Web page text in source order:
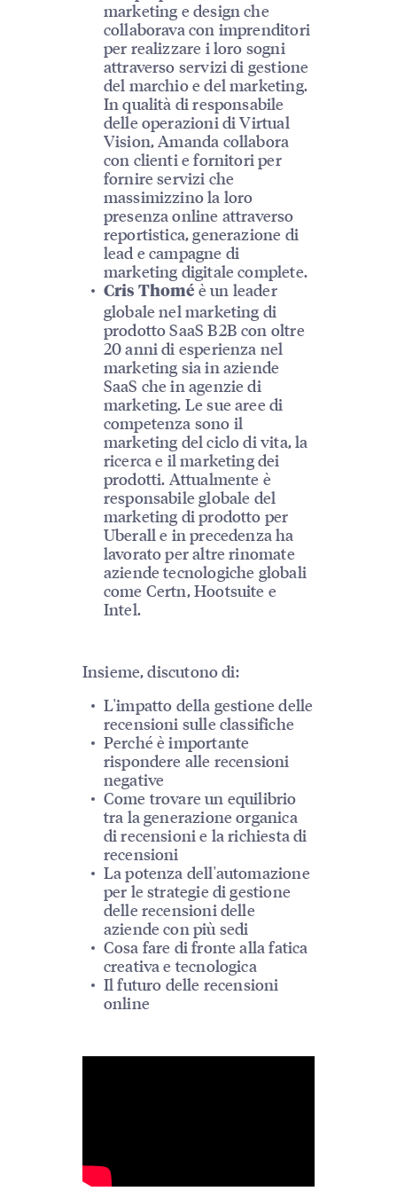
marketing e design che
collaborava con imprenditori
per realizzare i loro sogni
attraverso servizi di gestione
del marchio e del marketing.
In qualità di responsabile
delle operazioni di Virtual
Vision, Amanda collabora
con clienti e fornitori per
fornire servizi che
massimizzino la loro
presenza online attraverso
reportistica, generazione di
lead e campagne di
marketing digitale complete.
Cris Thomé è un leader
globale nel marketing di
prodotto SaaS B2B con oltre
20 anni di esperienza nel
marketing sia in aziende
SaaS che in agenzie di
marketing. Le sue aree di
competenza sono il
marketing del ciclo di vita, la
ricerca e il marketing dei
prodotti. Attualmente è
responsabile globale del
marketing di prodotto per
Uberall e in precedenza ha
lavorato per altre rinomate
aziende tecnologiche globali
come Certn, Hootsuite e
Intel.
Insieme, discutono di:
L'impatto della gestione delle
recensioni sulle classifiche
Perché è importante
rispondere alle recensioni
negative
Come trovare un equilibrio
tra la generazione organica
di recensioni e la richiesta di
recensioni
La potenza dell'automazione
per le strategie di gestione
delle recensioni delle
aziende con più sedi
Cosa fare di fronte alla fatica
creativa e tecnologica
Il futuro delle recensioni
online